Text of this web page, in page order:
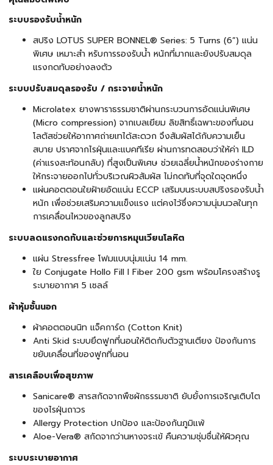
ระบบรองรับน้ำหนัก
สปริง LOTUS SUPER BONNEL® Series: 5 Turns (6”) แน่น
พิเศษ เหมาะสำ หรับการรองรับน้ำ หนักที่มากและยังปรับสมดุล
แรงกดทับอย่างลงตัว
ระบบปรับสมดุลรองรับ / กระจายน้ำหนัก
Microlatex ยางพาราธรรมชาติผ่านกระบวนการอัดแน่นพิเศษ
(Micro compression) จากเบลเยียม ลิขสิทธิ์เฉพาะของที่นอน
โลตัสช่วยให้อากาศถ่ายเทได้สะดวก จึงสัมผัสได้กับความเย็น
สบาย ปราศจากไรฝุ่นและแบคทีเรีย ผ่านการทดสอบว่าให้ค่า ILD
(ค่าแรงสะท้อนกลับ) ที่สูงเป็นพิเศษ ช่วยเฉลี่ยน้ำหนักของร่างกาย
ให้กระจายออกไปทั่วบริเวณผิวสัมผัส ไม่กดทับที่จุดใดจุดหนึ่ง
แผ่นคอตตอนใยฝ้ายอัดแน่น ECCP เสริมบนระบบสปริงรองรับน้ำ
หนัก เพื่อช่วยเสริมความแข็งแรง แต่คงไว้ซึ่งความนุ่มนวลในทุก
การเคลื่อนไหวของลูกสปริง
ระบบลดแรงกดทับและช่วยการหมุนเวียนโลหิต
แผ่น Stressfree โฟมแบบนุ่มแน่น 14 mm.
ใย Conjugate Hollo Fill I Fiber 200 gsm พร้อมโครงสร้างรู
ระบายอากาศ 5 เซลล์
ผ้าหุ้มชั้นนอก
ผ้าคอตตอนนิท แจ็คการ์ด (Cotton Knit)
Anti Skid ระบบยึดฟูกที่นอนให้ติดกับตัวฐานเตียง ป้องกันการ
ขยับเคลื่อนที่ของฟูกที่นอน
สารเคลือบเพื่อสุขภาพ
Sanicare® สารสกัดจากพืชผักธรรมชาติ ยับยั้งการเจริญเติบโต
ของไรฝุ่นถาวร
Allergy Protection ปกป้อง และป้องกันภูมิแพ้
Aloe-Vera® สกัดจากว่านหางจระเข้ คืนความชุ่มชื่นให้ผิวคุณ
ระบบระบายอากาศ